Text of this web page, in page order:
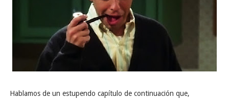
Hablamos de un estupendo capítulo de continuación que,